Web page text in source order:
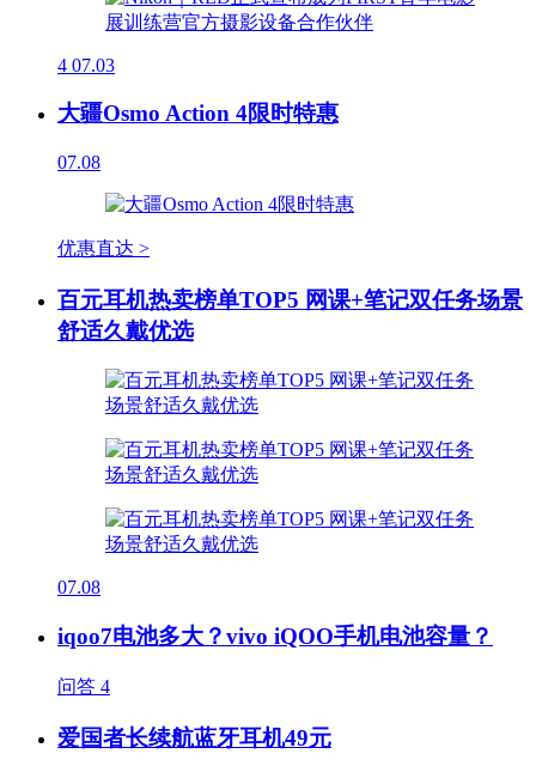
4 07.03
大疆Osmo Action 4限时特惠
07.08
优惠直达 >
百元耳机热卖榜单TOP5 网课+笔记双任务场景
舒适久戴优选
07.08
iqoo7电池多大？vivo iQOO手机电池容量？
问答 4
爱国者长续航蓝牙耳机49元